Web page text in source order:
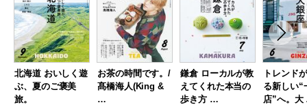
北海道 おいしく遊
ぶ、夏のご褒美
旅。
お茶の時間です。/
髙橋海人(King &
…
鎌倉 ローカルが教
えてくれた本当の
歩き方 …
トレンド
る新しい“
店”へ。